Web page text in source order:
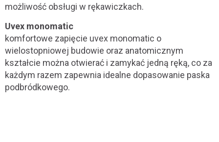
możliwość obsługi w rękawiczkach.
Uvex monomatic
komfortowe zapięcie uvex monomatic o
wielostopniowej budowie oraz anatomicznym
kształcie można otwierać i zamykać jedną ręką, co za
każdym razem zapewnia idealne dopasowanie paska
podbródkowego.